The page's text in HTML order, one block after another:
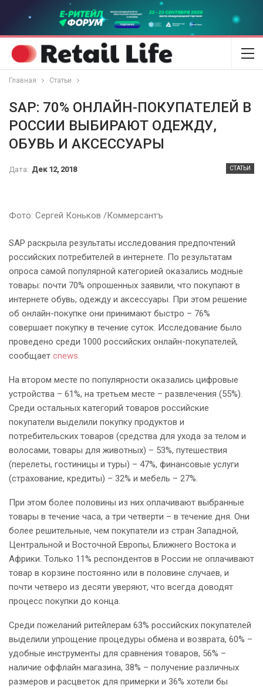
Главная Статьи
SAP: 70% ОНЛАЙН-ПОКУПАТЕЛЕЙ В
РОССИИ ВЫБИРАЮТ ОДЕЖДУ,
ОБУВЬ И АКСЕССУАРЫ
СТАТЬИ
Дата: Дек 12, 2018
Фото: Сергей Коньков /Коммерсантъ
SAP раскрыла результаты исследования предпочтений
российских потребителей в интернете. По результатам
опроса самой популярной категорией оказались модные
товары: почти 70% опрошенных заявили, что покупают в
интернете обувь, одежду и аксессуары. При этом решение
об онлайн-покупке они принимают быстро – 76%
совершает покупку в течение суток. Исследование было
проведено среди 1000 российских онлайн-покупателей,
сообщает сnews.
На втором месте по популярности оказались цифровые
устройства – 61%, на третьем месте – развлечения (55%).
Среди остальных категорий товаров российские
покупатели выделили покупку продуктов и
потребительских товаров (средства для ухода за телом и
волосами, товары для животных) – 53%, путешествия
(перелеты, гостиницы и туры) – 47%, финансовые услуги
(страхование, кредиты) – 32% и мебель – 27%.
При этом более половины из них оплачивают выбранные
товары в течение часа, а три четверти – в течение дня. Они
более решительные, чем покупатели из стран Западной,
Центральной и Восточной Европы, Ближнего Востока и
Африки. Только 11% респондентов в России не оплачивают
товар в корзине постоянно или в половине случаев, и
почти четверо из десяти уверяют, что всегда доводят
процесс покупки до конца.
Среди пожеланий ритейлерам 63% российских покупателей
выделили упрощение процедуры обмена и возврата, 60% –
удобные инструменты для сравнения товаров, 56% –
наличие оффлайн магазина, 38% – получение различных
размеров и расцветок для примерки и 36% хотели бы